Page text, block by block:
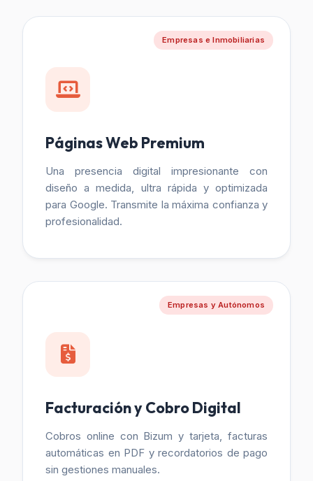
Empresas e Inmobiliarias
Páginas Web Premium
Una presencia digital impresionante con
diseño a medida, ultra rápida y optimizada
para Google. Transmite la máxima confianza y
profesionalidad.
Empresas y Autónomos
Facturación y Cobro Digital
Cobros online con Bizum y tarjeta, facturas
automáticas en PDF y recordatorios de pago
sin gestiones manuales.